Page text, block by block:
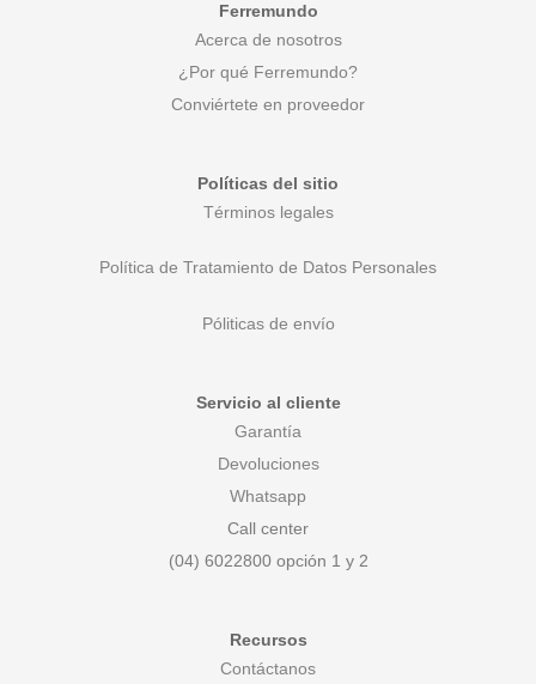
Ferremundo
Acerca de nosotros
¿Por qué Ferremundo?
Conviértete en proveedor
Políticas del sitio
Términos legales
Política de Tratamiento de Datos Personales
Póliticas de envío
Servicio al cliente
Garantía
Devoluciones
Whatsapp
Call center
(04) 6022800 opción 1 y 2
Recursos
Contáctanos